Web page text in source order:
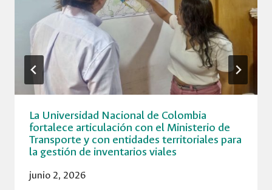
La Universidad Nacional de Colombia
fortalece articulación con el Ministerio de
Transporte y con entidades territoriales para
la gestión de inventarios viales
junio 2, 2026